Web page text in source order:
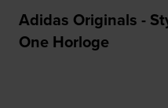
Adidas Originals -
One Horloge